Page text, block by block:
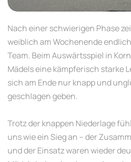
Nach einer schwierigen Phase
weiblich am Wochenende
Team. Beim Auswärtsspiel in
Mädels eine kämpferisch starke
sich am Ende nur knapp und
geschlagen geben.
Trotz der knappen Niederlage
uns wie ein Sieg an – der
und der Einsatz waren wieder